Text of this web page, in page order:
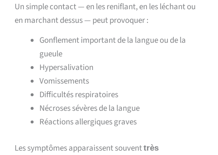
Un simple contact — en les reniflant, en les léchant ou
en marchant dessus — peut provoquer :
Gonflement important de la langue ou de la
gueule
Hypersalivation
Vomissements
Difficultés respiratoires
Nécroses sévères de la langue
Réactions allergiques graves
Les symptômes apparaissent souventtrès